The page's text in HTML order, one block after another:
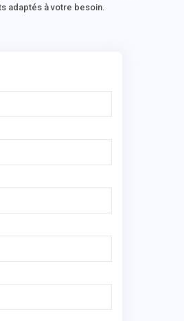
adaptés à votre besoin.